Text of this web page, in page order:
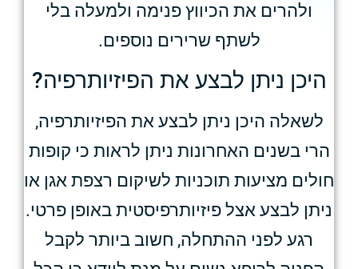
ולהרים את הכיווץ פנימה ולמעלה בלי
לשתף שרירים נוספים.
היכן ניתן לבצע את הפיזיותרפיה?
לשאלה היכן ניתן לבצע את הפיזיותרפיה,
הרי בשנים האחרונות ניתן לראות כי קופות
חולים מציעות תוכניות לשיקום רצפת אגן או
ניתן לבצע אצל פיזיותרפיסטית באופן פרטי.
רגע לפני ההתחלה, חשוב ביותר לקבל